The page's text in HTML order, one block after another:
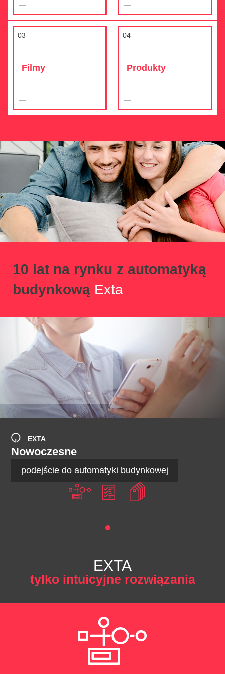
03
Filmy
04
Produkty
10 lat na rynku z automatyką
budynkowąExta
EXTA
Nowoczesne
podejście do automatyki budynkowej
EXTA
tylko intuicyjne rozwiązania